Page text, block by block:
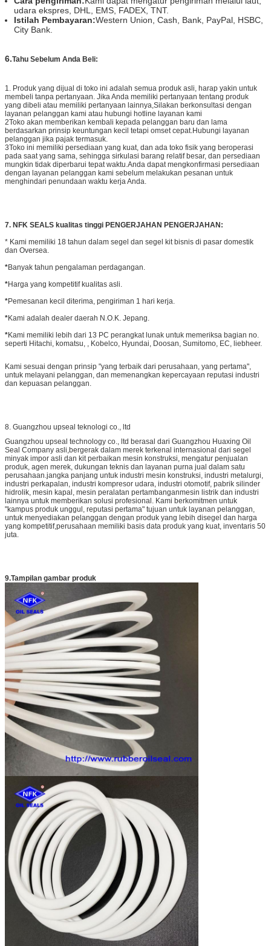
udara ekspres, DHL, EMS, FADEX, TNT.
Istilah Pembayaran:Western Union, Cash, Bank, PayPal, HSBC,
City Bank.
6.Tahu Sebelum Anda Beli:
1. Produk yang dijual di toko ini adalah semua produk asli, harap yakin untuk
membeli tanpa pertanyaan. Jika Anda memiliki pertanyaan tentang produk
yang dibeli atau memiliki pertanyaan lainnya,Silakan berkonsultasi dengan
layanan pelanggan kami atau hubungi hotline layanan kami
2Toko akan memberikan kembali kepada pelanggan baru dan lama
berdasarkan prinsip keuntungan kecil tetapi omset cepat.Hubungi layanan
pelanggan jika pajak termasuk.
3Toko ini memiliki persediaan yang kuat, dan ada toko fisik yang beroperasi
pada saat yang sama, sehingga sirkulasi barang relatif besar, dan persediaan
mungkin tidak diperbarui tepat waktu.Anda dapat mengkonfirmasi persediaan
dengan layanan pelanggan kami sebelum melakukan pesanan untuk
menghindari penundaan waktu kerja Anda.
7. NFK SEALS kualitas tinggi PENGERJAHAN PENGERJAHAN:
* Kami memiliki 18 tahun dalam segel dan segel kit bisnis di pasar domestik
dan Oversea.
*Banyak tahun pengalaman perdagangan.
*Harga yang kompetitif kualitas asli.
*Pemesanan kecil diterima, pengiriman 1 hari kerja.
*Kami adalah dealer daerah N.O.K. Jepang.
*Kami memiliki lebih dari 13 PC perangkat lunak untuk memeriksa bagian no.
seperti Hitachi, komatsu, , Kobelco, Hyundai, Doosan, Sumitomo, EC, liebheer.
Kami sesuai dengan prinsip "yang terbaik dari perusahaan, yang pertama",
untuk melayani pelanggan, dan memenangkan kepercayaan reputasi industri
dan kepuasan pelanggan.
8. Guangzhou upseal teknologi co., ltd
Guangzhou upseal technology co., ltd berasal dari Guangzhou Huaxing Oil
Seal Company asli,bergerak dalam merek terkenal internasional dari segel
minyak impor asli dan kit perbaikan mesin konstruksi, mengatur penjualan
produk, agen merek, dukungan teknis dan layanan purna jual dalam satu
perusahaan.jangka panjang untuk industri mesin konstruksi, industri metalurgi,
industri perkapalan, industri kompresor udara, industri otomotif, pabrik silinder
hidrolik, mesin kapal, mesin peralatan pertambanganmesin listrik dan industri
lainnya untuk memberikan solusi profesional. Kami berkomitmen untuk
"kampus produk unggul, reputasi pertama" tujuan untuk layanan pelanggan,
untuk menyediakan pelanggan dengan produk yang lebih disegel dan harga
yang kompetitif,perusahaan memiliki basis data produk yang kuat, inventaris 50
juta.
9.Tampilan gambar produk